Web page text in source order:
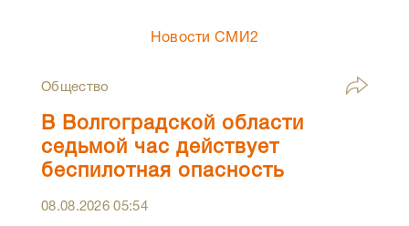
Новости СМИ2
Общество
В Волгоградской области
седьмой час действует
беспилотная опасность
08.08.202605:54